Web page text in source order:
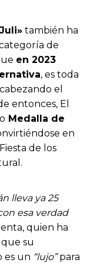
también ha
de
en 2023
, es toda
el
entonces, El
Medalla de
en
de los
lleva ya 25
esa verdad
quien ha
su
es un “lujo”para